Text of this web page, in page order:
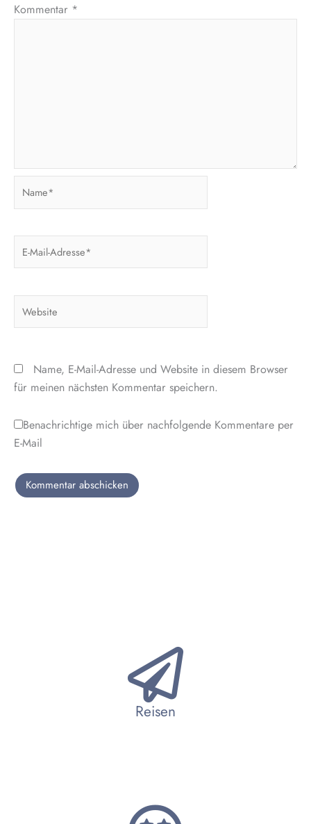
Kommentar *
Name, E-Mail-Adresse und Website in diesem Browser
für meinen nächsten Kommentar speichern.
Benachrichtige mich über nachfolgende Kommentare per
E-Mail
Reisen